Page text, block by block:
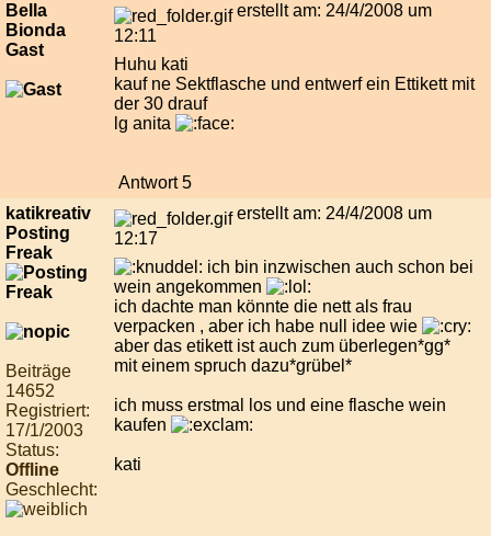
Bella
Bionda
Gast
erstellt am: 24/4/2008 um
12:11
Huhu kati
kauf ne Sektflasche und entwerf ein Ettikett mit
der 30 drauf
lg anita
Antwort 5
katikreativ
Posting
Freak
Beiträge
14652
Registriert:
17/1/2003
Status:
Offline
Geschlecht:
erstellt am: 24/4/2008 um
12:17
ich bin inzwischen auch schon bei
wein angekommen
ich dachte man könnte die nett als frau
verpacken , aber ich habe null idee wie
aber das etikett ist auch zum überlegen*gg*
mit einem spruch dazu*grübel*
ich muss erstmal los und eine flasche wein
kaufen
kati